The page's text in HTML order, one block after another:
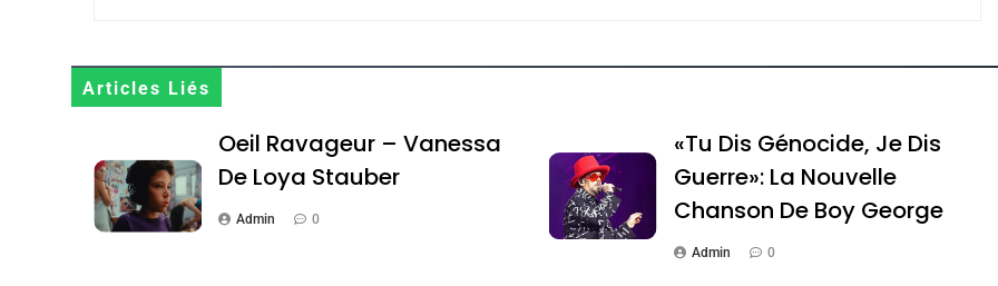
Articles Liés
Oeil Ravageur – Vanessa
De Loya Stauber
Admin 0
«Tu Dis Génocide, Je Dis
Guerre»: La Nouvelle
Chanson De Boy George
Admin 0
Terroir